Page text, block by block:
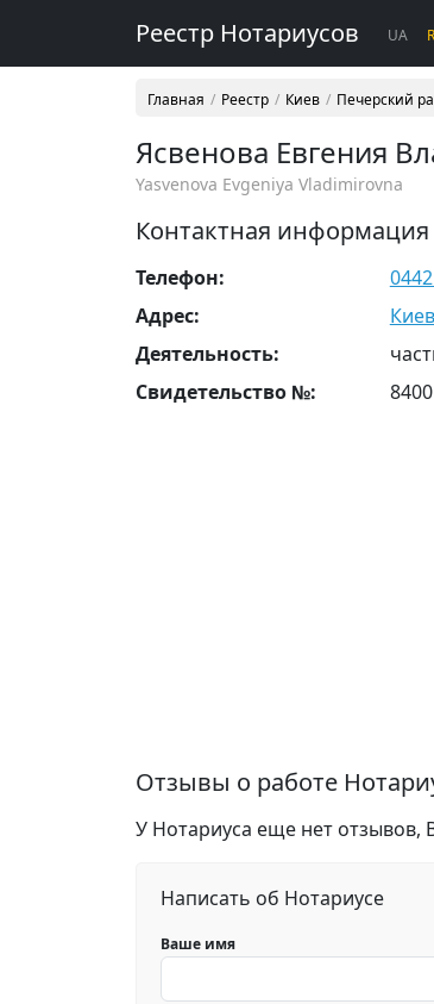
Реестр Нотариусов UA
Главная Реестр Киев Печерский
Ясвенова Евгения
Yasvenova Evgeniya Vladimirovna
Контактная информация
Телефон:
Адрес:
Деятельность:
Свидетельство №:
8400
Отзывы о работе
У Нотариуса еще нет отзывов,
Написать об Нотариусе
Ваше имя